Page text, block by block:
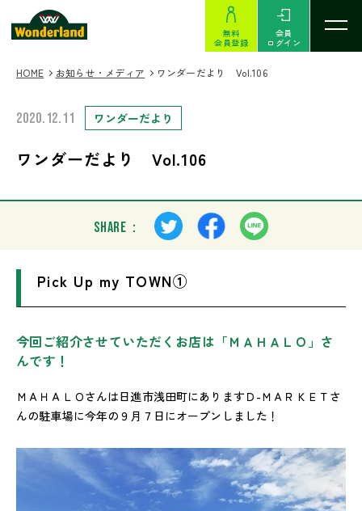
無料
会員登録
会員
ログイン
HOME お知らせ・メディア ワンダーだより Vol.106
2020.12.11 ワンダーだより
ワンダーだより Vol.106
SHARE：
Pick Up my TOWN①
今回ご紹介させていただくお店は「ＭＡＨＡＬＯ」さ
んです！
ＭＡＨＡＬＯさんは日進市浅田町にありますＤ-ＭＡＲＫＥＴさ
んの駐車場に今年の９月７日にオープンしました！